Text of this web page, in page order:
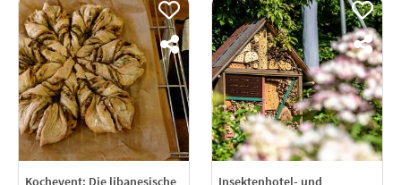
Kochevent: Die libanesische Insektenhotel- und